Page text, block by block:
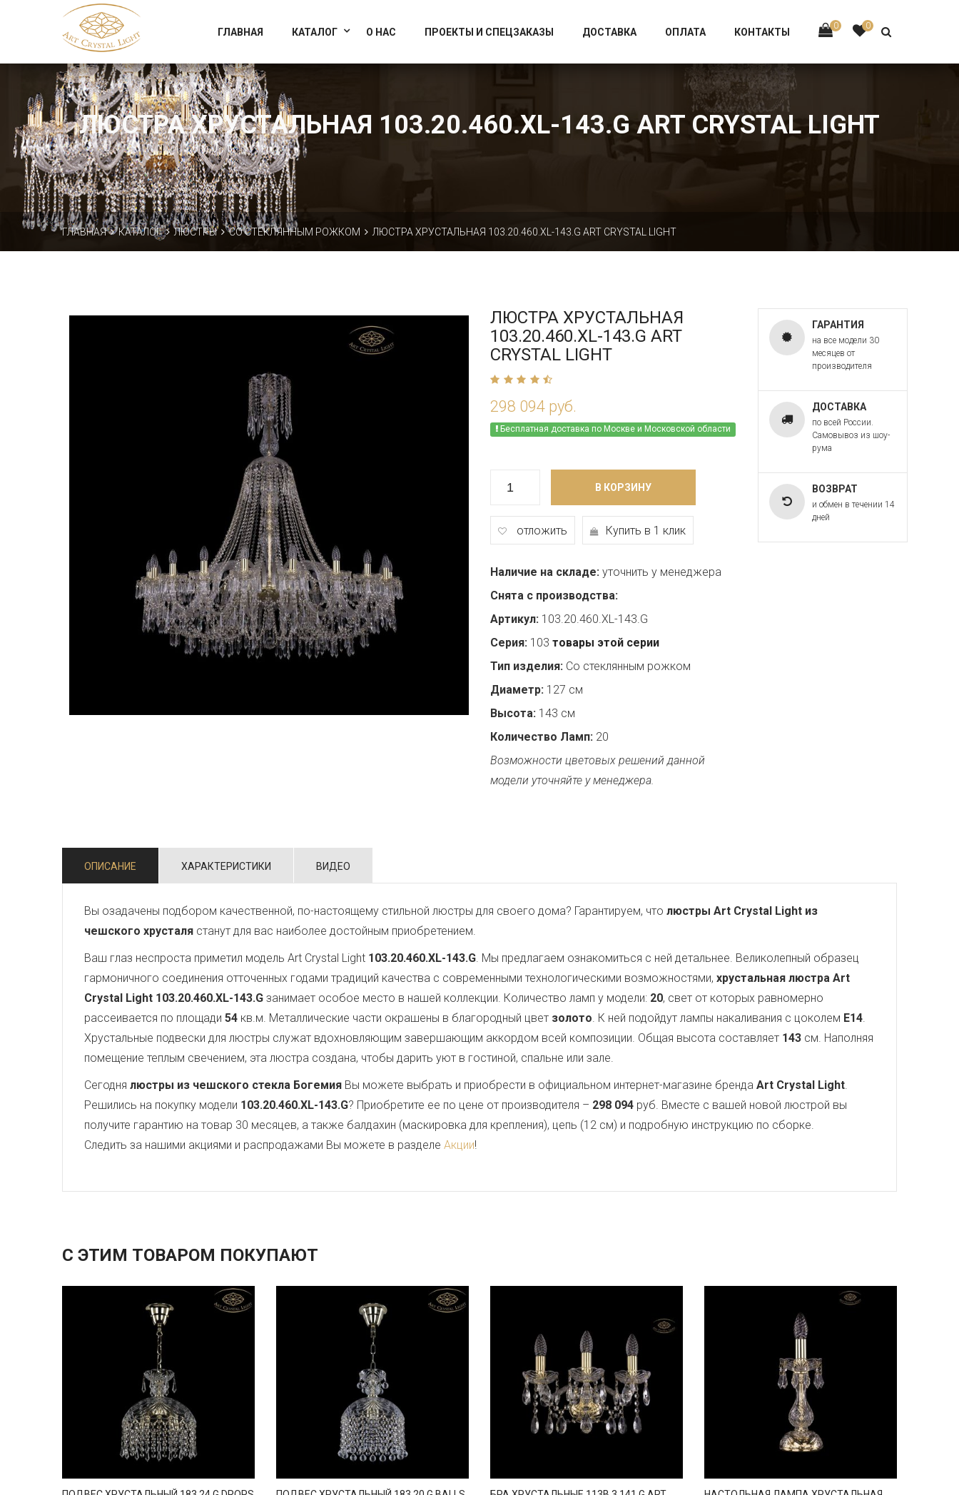
Официальный магазин фабрики Art Crystal Light
0 0
ГЛАВНАЯ КАТАЛОГ О НАС ПРОЕКТЫ И СПЕЦЗАКАЗЫ ДОСТАВКА ОПЛАТА КОНТАКТЫ
ЛЮСТРА ХРУСТАЛЬНАЯ 103.20.460.XL-143.G ART CRYSTAL LIGHT
ГЛАВНАЯ КАТАЛОГ ЛЮСТРЫ СО СТЕКЛЯННЫМ РОЖКОМ ЛЮСТРА ХРУСТАЛЬНАЯ 103.20.460.XL-143.G ART CRYSTAL LIGHT
ЛЮСТРА ХРУСТАЛЬНАЯ
103.20.460.XL-143.G ART
CRYSTAL LIGHT
298 094 руб.
Бесплатная доставка по Москве и Московской области
В КОРЗИНУ
отложить Купить в 1 клик
Наличие на складе: уточнить у менеджера
Снята с производства:
Артикул: 103.20.460.XL-143.G
Серия: 103 товары этой серии
Тип изделия: Со стеклянным рожком
Диаметр: 127 см
Высота: 143 см
Количество Ламп: 20
Возможности цветовых решений данной
модели уточняйте у менеджера.
ГАРАНТИЯ
на все модели 30
месяцев от
производителя
ДОСТАВКА
по всей России.
Самовывоз из шоу-
рума
ВОЗВРАТ
и обмен в течении 14
дней
ОПИСАНИЕ ХАРАКТЕРИСТИКИ ВИДЕО
Вы озадачены подбором качественной, по-настоящему стильной люстры для своего дома? Гарантируем, что люстры Art Crystal Light из
чешского хрусталя станут для вас наиболее достойным приобретением.
Ваш глаз неспроста приметил модель Art Crystal Light 103.20.460.XL-143.G. Мы предлагаем ознакомиться с ней детальнее. Великолепный образец
гармоничного соединения отточенных годами традиций качества с современными технологическими возможностями, хрустальная люстра Art
Crystal Light 103.20.460.XL-143.G занимает особое место в нашей коллекции. Количество ламп у модели: 20, свет от которых равномерно
рассеивается по площади 54 кв.м. Металлические части окрашены в благородный цвет золото. К ней подойдут лампы накаливания с цоколем E14.
Хрустальные подвески для люстры служат вдохновляющим завершающим аккордом всей композиции. Общая высота составляет 143 см. Наполняя
помещение теплым свечением, эта люстра создана, чтобы дарить уют в гостиной, спальне или зале.
Сегодня люстры из чешского стекла Богемия Вы можете выбрать и приобрести в официальном интернет-магазине бренда Art Crystal Light.
Решились на покупку модели 103.20.460.XL-143.G? Приобретите ее по цене от производителя – 298 094 руб. Вместе с вашей новой люстрой вы
получите гарантию на товар 30 месяцев, а также балдахин (маскировка для крепления), цепь (12 см) и подробную инструкцию по сборке.
Следить за нашими акциями и распродажами Вы можете в разделе Акции!
С ЭТИМ ТОВАРОМ ПОКУПАЮТ